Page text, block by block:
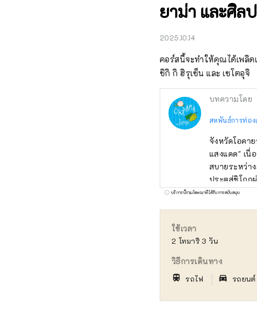
ยาม่า และศิล
2025.10.14
คอร์สนี้จะทำให้คุณได้เพลิด
ชิกิ กิ ฮิรุเซ็น และ เซโตอุจิ
บทความโดย
สหพันธ์การท่อง
จังหวัดโอคา
แสงแดด" เนื่
สบายระหว่า
ประตูสู่ชิโกกุผ่าน เซโตะ อีกด้วย โอค
ที่ได้รับแสงแ
Castle [ปร
ญี่ปุ่น และ
บริการนี้รวมโฆษณาที่ได้รับการสนับสนุน
ใช้เวลา
2 โทมาริ 3 วัน
วิธีการเดินทาง
train รถไฟ directions_car_filled รถยนต์